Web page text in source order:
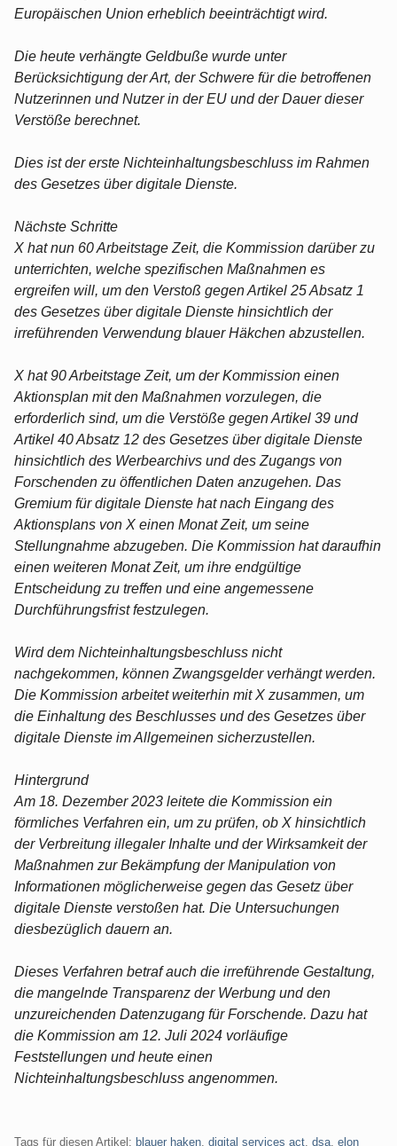
Europäischen Union erheblich beeinträchtigt wird.
Die heute verhängte Geldbuße wurde unter
Berücksichtigung der Art, der Schwere für die betroffenen
Nutzerinnen und Nutzer in der EU und der Dauer dieser
Verstöße berechnet.
Dies ist der erste Nichteinhaltungsbeschluss im Rahmen
des Gesetzes über digitale Dienste.
Nächste Schritte
X hat nun 60 Arbeitstage Zeit, die Kommission darüber zu
unterrichten, welche spezifischen Maßnahmen es
ergreifen will, um den Verstoß gegen Artikel 25 Absatz 1
des Gesetzes über digitale Dienste hinsichtlich der
irreführenden Verwendung blauer Häkchen abzustellen.
X hat 90 Arbeitstage Zeit, um der Kommission einen
Aktionsplan mit den Maßnahmen vorzulegen, die
erforderlich sind, um die Verstöße gegen Artikel 39 und
Artikel 40 Absatz 12 des Gesetzes über digitale Dienste
hinsichtlich des Werbearchivs und des Zugangs von
Forschenden zu öffentlichen Daten anzugehen. Das
Gremium für digitale Dienste hat nach Eingang des
Aktionsplans von X einen Monat Zeit, um seine
Stellungnahme abzugeben. Die Kommission hat daraufhin
einen weiteren Monat Zeit, um ihre endgültige
Entscheidung zu treffen und eine angemessene
Durchführungsfrist festzulegen.
Wird dem Nichteinhaltungsbeschluss nicht
nachgekommen, können Zwangsgelder verhängt werden.
Die Kommission arbeitet weiterhin mit X zusammen, um
die Einhaltung des Beschlusses und des Gesetzes über
digitale Dienste im Allgemeinen sicherzustellen.
Hintergrund
Am 18. Dezember 2023 leitete die Kommission ein
förmliches Verfahren ein, um zu prüfen, ob X hinsichtlich
der Verbreitung illegaler Inhalte und der Wirksamkeit der
Maßnahmen zur Bekämpfung der Manipulation von
Informationen möglicherweise gegen das Gesetz über
digitale Dienste verstoßen hat. Die Untersuchungen
diesbezüglich dauern an.
Dieses Verfahren betraf auch die irreführende Gestaltung,
die mangelnde Transparenz der Werbung und den
unzureichenden Datenzugang für Forschende. Dazu hat
die Kommission am 12. Juli 2024 vorläufige
Feststellungen und heute einen
Nichteinhaltungsbeschluss angenommen.
Tags für diesen Artikel: blauer haken digital services act dsa elon